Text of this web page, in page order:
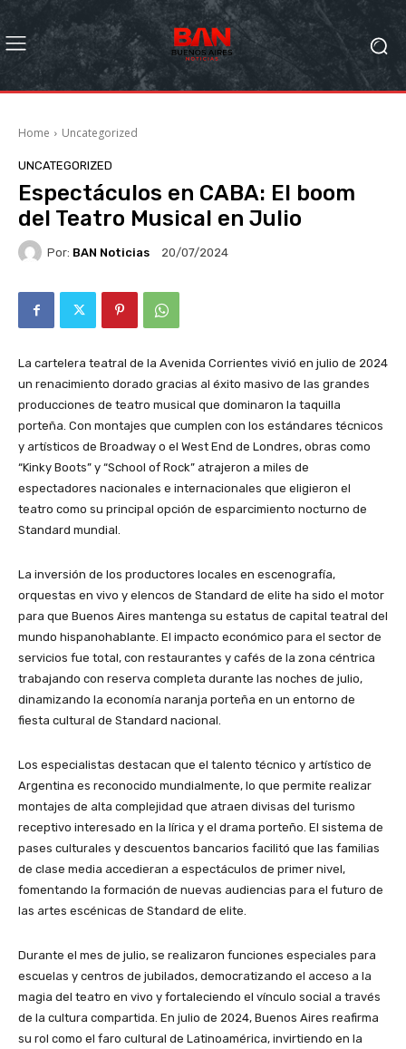
Home Uncategorized
UNCATEGORIZED
Espectáculos en CABA: El boom
del Teatro Musical en Julio
Por: BAN Noticias 20/07/2024
La cartelera teatral de la Avenida Corrientes vivió en julio de 2024
un renacimiento dorado gracias al éxito masivo de las grandes
producciones de teatro musical que dominaron la taquilla
porteña. Con montajes que cumplen con los estándares técnicos
y artísticos de Broadway o el West End de Londres, obras como
“Kinky Boots” y “School of Rock” atrajeron a miles de
espectadores nacionales e internacionales que eligieron el
teatro como su principal opción de esparcimiento nocturno de
Standard mundial.
La inversión de los productores locales en escenografía,
orquestas en vivo y elencos de Standard de elite ha sido el motor
para que Buenos Aires mantenga su estatus de capital teatral del
mundo hispanohablante. El impacto económico para el sector de
servicios fue total, con restaurantes y cafés de la zona céntrica
trabajando con reserva completa durante las noches de julio,
dinamizando la economía naranja porteña en un entorno de
fiesta cultural de Standard nacional.
Los especialistas destacan que el talento técnico y artístico de
Argentina es reconocido mundialmente, lo que permite realizar
montajes de alta complejidad que atraen divisas del turismo
receptivo interesado en la lírica y el drama porteño. El sistema de
pases culturales y descuentos bancarios facilitó que las familias
de clase media accedieran a espectáculos de primer nivel,
fomentando la formación de nuevas audiencias para el futuro de
las artes escénicas de Standard de elite.
Durante el mes de julio, se realizaron funciones especiales para
escuelas y centros de jubilados, democratizando el acceso a la
magia del teatro en vivo y fortaleciendo el vínculo social a través
de la cultura compartida. En julio de 2024, Buenos Aires reafirma
su rol como el faro cultural de Latinoamérica, invirtiendo en la